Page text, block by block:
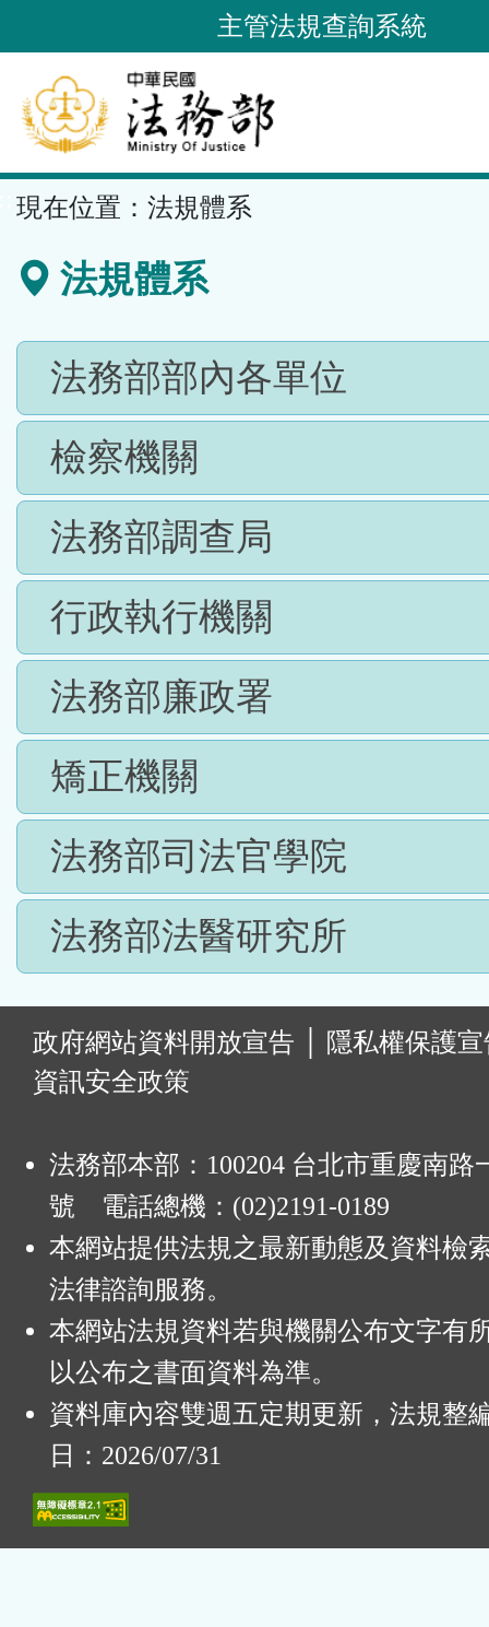
到
要
內
容
區
主管法規查詢系統
現在位置： 法規體系
法規體系
法務部部內各單位
檢察機關
法務部調查局
行政執行機關
法務部廉政署
矯正機關
法務部司法官學院
法務部法醫研究所
政府網站資料開放宣告
隱私權保護
資訊安全政策
法務部本部：100204 台北市重慶南路
號 電話總機：(02)2191-0189
本網站提供法規之最新動態及資料檢
法律諮詢服務。
本網站法規資料若與機關公布文字有
以公布之書面資料為準。
資料庫內容雙週五定期更新，法規整
日：2026/07/31